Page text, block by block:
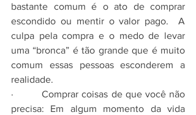
bastante comum é o ato de comprar
escondido ou mentir o valor pago.  A
culpa pela compra e o medo de levar
uma “bronca” é tão grande que é muito
comum essas pessoas esconderem a
realidade.
·         Comprar coisas de que você não
precisa: Em algum momento da vida